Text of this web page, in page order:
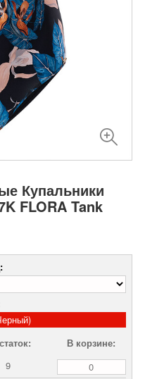
Купальники
FLORA Tank
В корзине:
9